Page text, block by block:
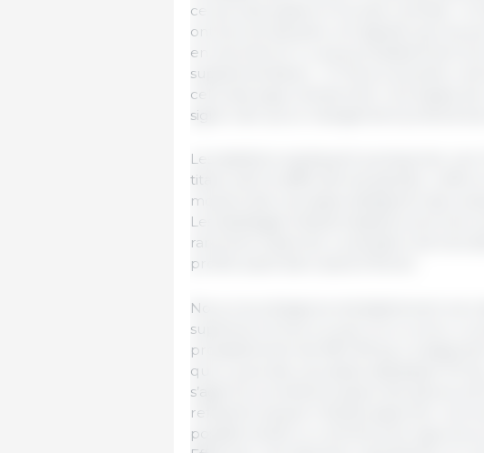
ce qui s’est passé en Europe centrale : le
ont pris les devants, ont signalé que les
en sommes là. Il y aura probablement
supplémentaires… À l’heure actuelle,
celui des pays mentionnés. Une baisse
signe clair qu’un changement profond est
Les abattoirs expliquent qu’exporter
titans, tant la difficulté est grande. L’offre
moyens des carcasses atteignent des
Les abattages hebdomadaires sont très
rarement observés. La situation est très
profile avant bien avancé février.
Nous nous dirigeons inévitablement vers
supérieurs à tout ce que l’on a connu. Le
probablement de 98 à 99 kg. La
qu’il y aura des carcasses dépassant 115
s’agit d’un problème grave (les pièces
refusent) auquel il faudra apporter une
possible serait un contrôle plus rigoureux